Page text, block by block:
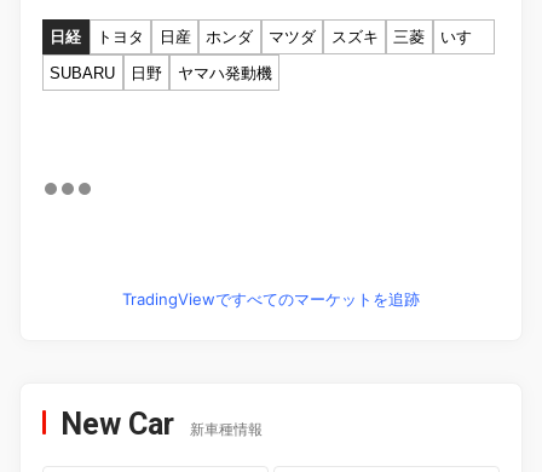
日経 トヨタ 日産 ホンダ マツダ スズキ 三菱
いすゞ
SUBARU
日野 ヤマハ発動機
TradingViewですべてのマーケットを追跡
New Car 新車種情報